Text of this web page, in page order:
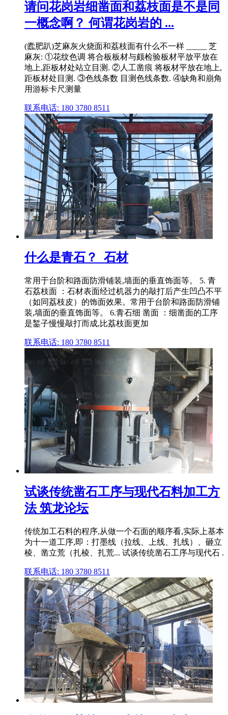
请问花岗岩细凿面和荔枝面是不是同
一概念啊？ 何谓花岗岩的 ...
(蠹肥趴)芝麻灰火烧面和荔枝面有什么不一样 _____ 芝
麻灰: ①花纹色调 将合板板材与颇检验板材平放平放在
地上,距板材处站立目测. ②人工凿痕 将板材平放在地上,
距板材处目测. ③色线条数 目测色线条数. ④缺角和崩角
用游标卡尺测量
联系电话: 180 3780 8511
什么是青石？_石材
常用于台阶和路面防滑铺装,墙面的垂直饰面等。 5. 青
石荔枝面 ：石材表面经过机器力的敲打后产生凹凸不平
（如同荔枝皮）的饰面效果。常用于台阶和路面防滑铺
装,墙面的垂直饰面等。 6.青石细 凿面 ：细凿面的工序
是錾子慢慢敲打而成,比荔枝面更加
联系电话: 180 3780 8511
试谈传统凿石工序与现代石料加工方
法 筑龙论坛
传统加工石料的程序,从做一个石面的顺序看,实际上基本
为十一道工序,即：打墨线（拉线、上线、扎线）、砸立
棱、凿立荒（扎棱、扎荒... 试谈传统凿石工序与现代石 .
联系电话: 180 3780 8511